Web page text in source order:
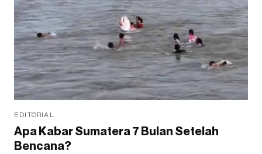
EDITORIAL
Apa Kabar Sumatera 7 Bulan Setelah
Bencana?